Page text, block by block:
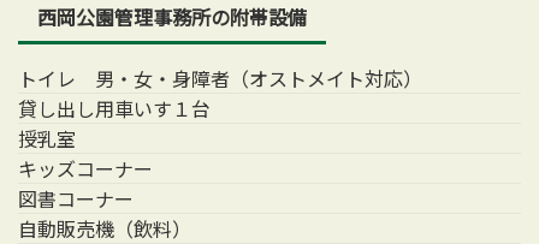
西岡公園管理事務所の附帯設備
トイレ 男・女・身障者（オストメイト対応）
貸し出し用車いす１台
授乳室
キッズコーナー
図書コーナー
自動販売機（飲料）